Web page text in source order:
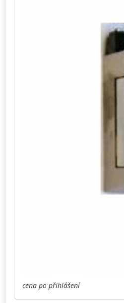
cena po přihlášení